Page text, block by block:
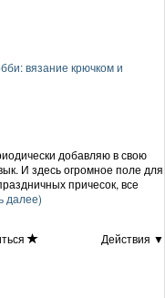
вязание крючком и
добавляю в свою
И здесь огромное поле для
причесок, все
далее)
Действия ▼